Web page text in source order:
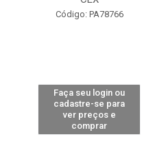
Código: PA78766
Faça seu login ou
cadastre-se para
ver preços e
comprar